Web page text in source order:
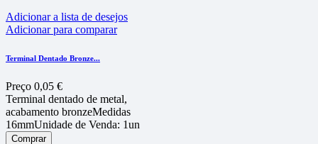
Adicionar a lista de desejos
Adicionar para comparar
Terminal Dentado Bronze...
Preço 0,05 €
Terminal dentado de metal,
acabamento bronzeMedidas
16mmUnidade de Venda: 1un
Comprar